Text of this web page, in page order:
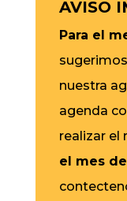
AVISO
Para el
nuestra
agenda
realizar el
el mes